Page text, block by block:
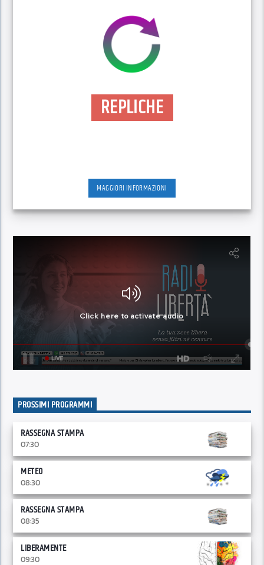
REPLICHE
MAGGIORI INFORMAZIONI
PROSSIMI PROGRAMMI
RASSEGNA STAMPA
07:30
METEO
08:30
RASSEGNA STAMPA
08:35
LIBERAMENTE
09:30